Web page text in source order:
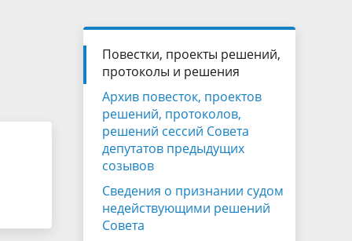
История
Муниципальная служба
Объявления
Порядок посещения сессии
гражданами
Сведения о доходах, расходах, об
имуществе, обязательствах
имущественного характера
Информационные материалы
Наша "Прямая линия"
Повестки, проекты решений,
протоколы и решения
Архив повесток, проектов
решений, протоколов,
решений сессий Совета
депутатов предыдущих
созывов
Сведения о признании судом
недействующими решений
Совета